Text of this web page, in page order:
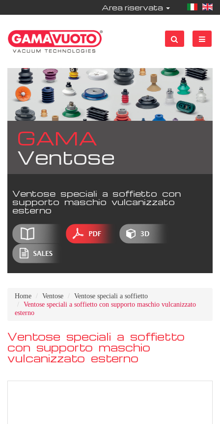
Area riservata
GAMA
Ventose
Ventose speciali a soffietto con
supporto maschio vulcanizzato
esterno
Home Ventose
Ventose speciali a soffietto
Ventose speciali a soffietto con supporto maschio vulcanizzato
esterno
Ventose speciali a soffietto
con supporto maschio
vulcanizzato esterno